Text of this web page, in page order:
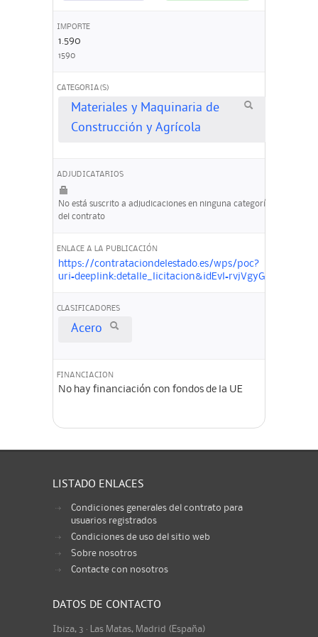
IMPORTE
1.590
1590
CATEGORIA(S)
Materiales y Maquinaria de
Construcción y Agrícola
ADJUDICATARIOS
No está suscrito a adjudicaciones en ninguna categoría
del contrato
ENLACE A LA PUBLICACIÓN
https://contrataciondelestado.es/wps/poc?
CLASIFICADORES
Acero
FINANCIACION
No hay financiación con fondos de la UE
LISTADO ENLACES
Condiciones generales del contrato para
usuarios registrados
Condiciones de uso del sitio web
Sobre nosotros
Contacte con nosotros
DATOS DE CONTACTO
Ibiza, 3 · Las Matas, Madrid (España)